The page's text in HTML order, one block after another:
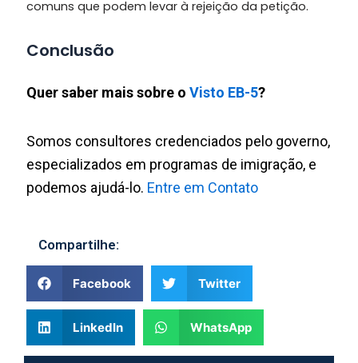
comuns que podem levar à rejeição da petição.
Conclusão
Quer saber mais sobre o Visto EB-5?
Somos consultores credenciados pelo governo,
especializados em programas de imigração, e
podemos ajudá-lo. Entre em Contato
Compartilhe:
Facebook Twitter
LinkedIn WhatsApp